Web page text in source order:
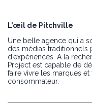
L’œil de Pitchville
Une belle agence qui a
des médias traditionnels
d’expériences. A la
Project est capable de
faire vivre les marques
consommateur.